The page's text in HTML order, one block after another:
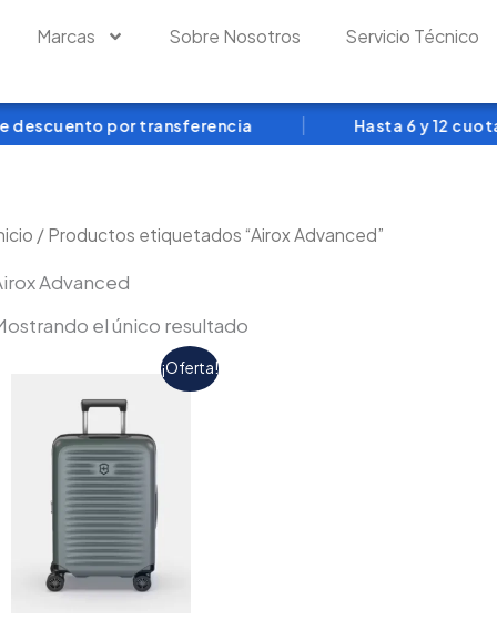
Marcas Sobre Nosotros Servicio Técnico
descuento por transferencia Hasta 6 y 12 cuotas
/ Productos etiquetados “Airox Advanced”
Advanced
el único resultado
¡Oferta!
El
precio
El
precio